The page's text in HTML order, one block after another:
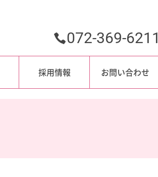
072-369-6211
採用情報 お問い合わせ